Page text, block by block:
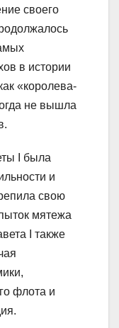
своего
в истории
«королева-
не вышла
I была
и
свою
мятежа
I также
флота и